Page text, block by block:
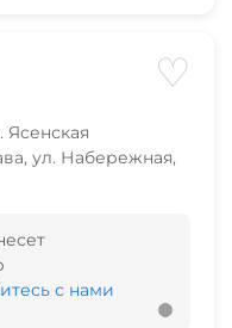
♡
Ясенская
ул. Набережная,
с нами